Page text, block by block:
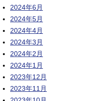
2024年6月
2024年5月
2024年4月
2024年3月
2024年2月
2024年1月
2023年12月
2023年11月